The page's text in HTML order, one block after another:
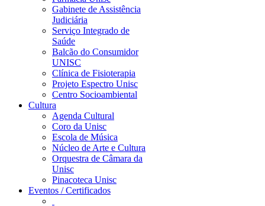
Gabinete de Assistência
Judiciária
Serviço Integrado de
Saúde
Balcão do Consumidor
UNISC
Clínica de Fisioterapia
Projeto Espectro Unisc
Centro Socioambiental
Cultura
Agenda Cultural
Coro da Unisc
Escola de Música
Núcleo de Arte e Cultura
Orquestra de Câmara da
Unisc
Pinacoteca Unisc
Eventos / Certificados